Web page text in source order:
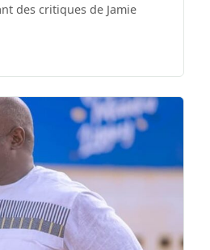
des critiques de Jamie